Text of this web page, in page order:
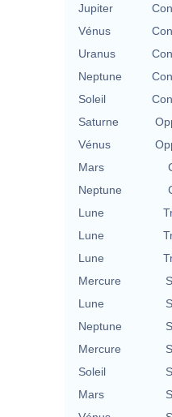
Jupiter
Vénus
Uranus
Neptune
Soleil
Saturne
Vénus
Mars
Neptune
Lune
Lune
Lune
Mercure
Lune
Neptune
Mercure
Soleil
Mars